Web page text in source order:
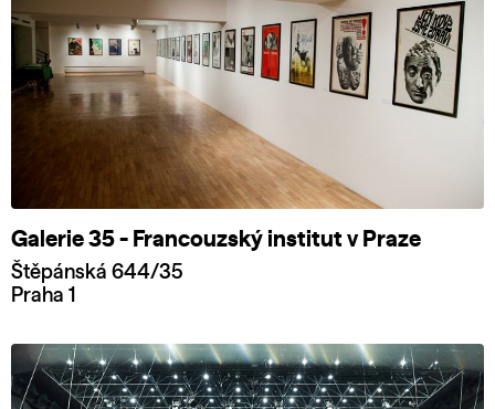
Galerie 35 - Francouzský institut v Praze
Štěpánská 644/35
Praha 1